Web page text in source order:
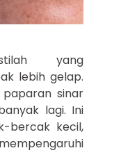
yang
lebih gelap.
paparan sinar
lagi. Ini
bercak kecil,